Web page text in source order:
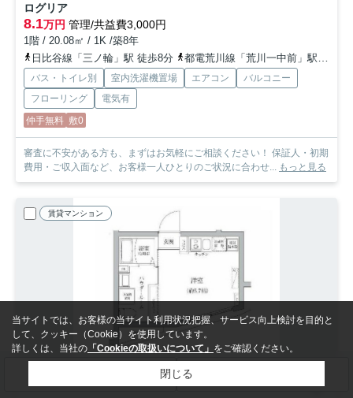
ログリア
8.1万円 管理/共益費3,000円
1階 / 20.08㎡ / 1K /築8年
日比谷線「三ノ輪」駅 徒歩8分
都電荒川線「荒川一中前」駅 徒歩6分
バス・トイレ別 室内洗濯機置場 エアコン
バルコニー
フローリング
電気有
仲手無料 敷0
審査に不安がある方も、まずはお気軽にご相談ください！ 保証人・初期
費用・ご収入面など、お客様一人ひとりのご状況に合わせ... もっと見る
賃貸マンション
当サイトでは、お客様の当サイト利用状況把握、サービス向上検討を目的と
して、クッキー（Cookie）を使用しています。
詳しくは、当社の 「Cookieの取扱いについて」 をご確認ください。
閉じる